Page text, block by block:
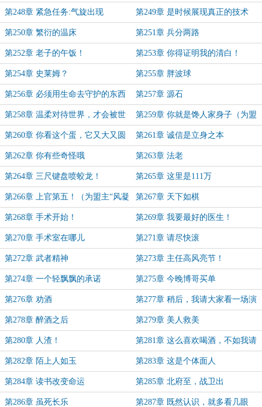
第248章 紧急任务:气旋出现 第249章 是时候展现真正的技术
了！
第250章 繁衍的温床 第251章 兵分两路
第252章 老子的午饭！ 第253章 你得证明我的清白！
第254章 史莱姆？ 第255章 胖波球
第256章 必须用生命去守护的东西 第257章 源石
第258章 温柔对待世界，才会被世
界温柔以待
第259章 你就是馋人家身子（为盟
主“嗨呀，好气啊~加更）
第260章 你看这个蛋，它又大又圆 第261章 诚信是立身之本
第262章 你有些奇怪哦 第263章 法老
第264章 三尺键盘喷蛟龙！ 第265章 这里是111万
第266章 上官第五！（为盟主“风凝
夜”加更）
第267章 天下如棋
第268章 手术开始！ 第269章 我要最好的医生！
第270章 手术室在哪儿 第271章 请尽快滚
第272章 武者精神 第273章 主任高风亮节！
第274章 一个轻飘飘的承诺 第275章 今晚博哥买单
第276章 劝酒 第277章 稍后，我请大家看一场演
出
第278章 醉酒之后 第279章 美人救美
第280章 人渣！ 第281章 这么喜欢喝酒，不如我请
你啊？
第282章 陌上人如玉 第283章 这是个体面人
第284章 读书改变命运 第285章 北府至，战卫出
第286章 虽死长乐 第287章 既然认识，就多看几眼